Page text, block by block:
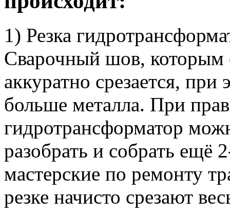
1) Резка
Сварочный шов, которым
аккуратно срезается,
больше металла. При
гидротрансформатор
разобрать и собрать ещё
мастерские по ремонту
резке начисто срезают